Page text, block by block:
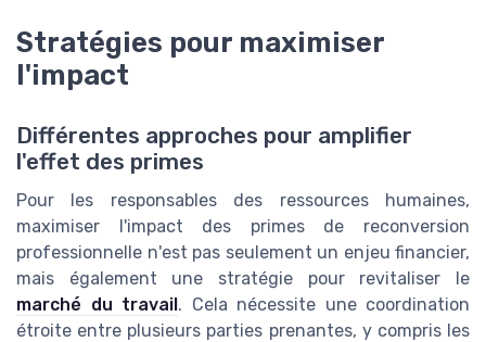
Stratégies pour maximiser
l'impact
Différentes approches pour amplifier
l'effet des primes
Pour les responsables des ressources humaines,
maximiser l'impact des primes de reconversion
professionnelle n'est pas seulement un enjeu financier,
mais également une stratégie pour revitaliser le
marché du travail. Cela nécessite une coordination
étroite entre plusieurs parties prenantes, y compris les